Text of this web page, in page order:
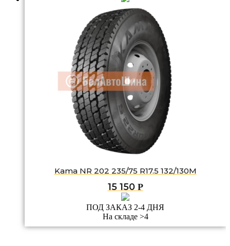
Kama NR 202 235/75 R17.5 132/130M
15 150 Р
ПОД ЗАКАЗ 2-4 ДНЯ
На складе >4